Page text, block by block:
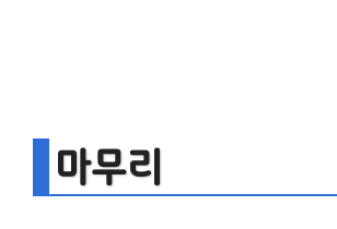
마무리